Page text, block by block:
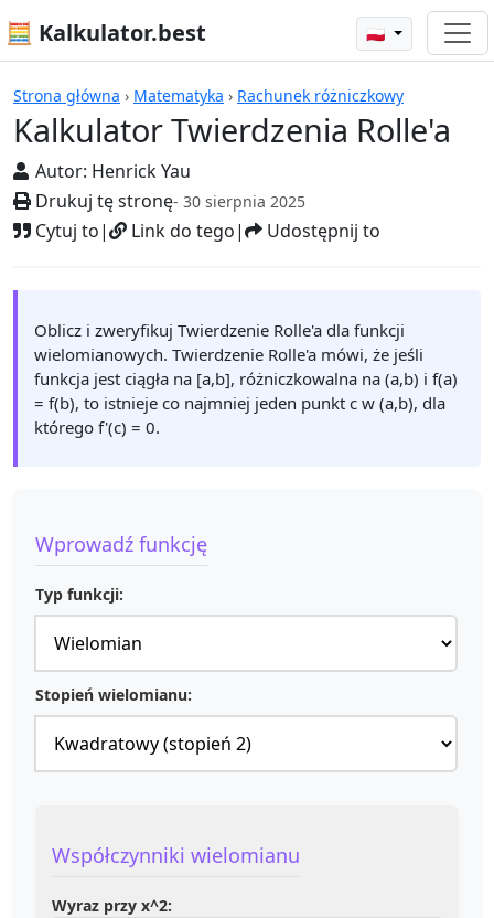
🧮 Kalkulator.best 🇵🇱
Strona główna › Matematyka › Rachunek różniczkowy
Kalkulator Twierdzenia Rolle'a
Autor: Henrick Yau
Drukuj tę stronę- 30 sierpnia 2025
Cytuj to| Link do tego| Udostępnij to
Kalkulatory
Oblicz i zweryfikuj Twierdzenie Rolle'a dla funkcji
wielomianowych. Twierdzenie Rolle'a mówi, że jeśli
funkcja jest ciągła na [a,b], różniczkowalna na (a,b) i f(a)
= f(b), to istnieje co najmniej jeden punkt c w (a,b), dla
którego f'(c) = 0.
Wprowadź funkcję
Typ funkcji:
Stopień wielomianu:
Współczynniki wielomianu
Wyraz przy x^2: